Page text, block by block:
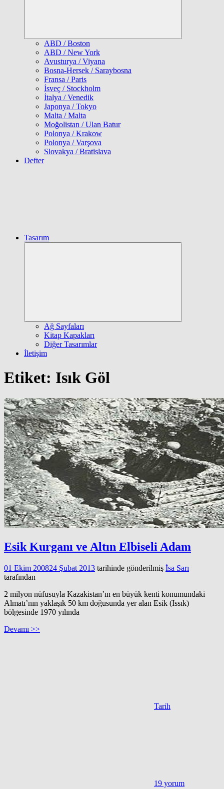
ABD / Boston
ABD / New York
Avusturya / Viyana
Bosna-Hersek / Saraybosna
Fransa / Paris
İsveç / Stockholm
İtalya / Venedik
Japonya / Tokyo
Malta / Malta
Moğolistan / Ulan Batur
Polonya / Krakow
Polonya / Varşova
Slovakya / Bratislava
Defter
Tasarım
Ağ Sayfaları
Kitap Kapakları
Diğer Tasarımlar
İletişim
Etiket: Isık Göl
Esik Kurganı ve Altın Elbiseli Adam
01 Ekim 200824 Şubat 2013 tarihinde gönderilmiş İsa Sarı
tarafından
2 milyon nüfusuyla Kazakistan’ın en büyük kenti konumundaki
Almatı’nın yaklaşık 50 km doğusunda yer alan Esik (Issık)
bölgesinde 1970 yılında
Devamı >>
Tarih
19 yorum